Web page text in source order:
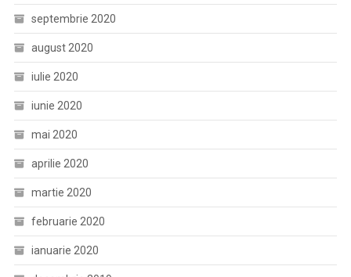
septembrie 2020
august 2020
iulie 2020
iunie 2020
mai 2020
aprilie 2020
martie 2020
februarie 2020
ianuarie 2020